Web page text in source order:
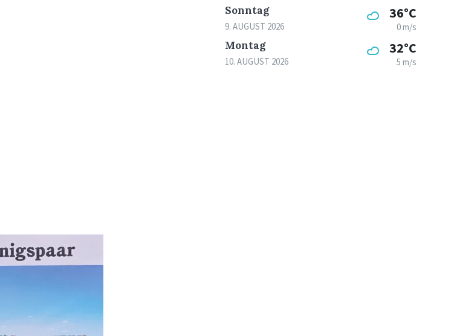
Sonntag
9. AUGUST 2026
36°C
0 m/s
Montag
10. AUGUST 2026
32°C
5 m/s